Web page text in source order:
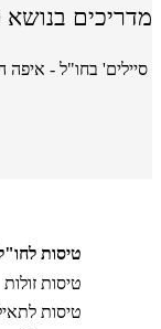
מדריכים בנושא
סיילים' בחו"ל - איפה
טיסות
טיסות זולות
טיסות